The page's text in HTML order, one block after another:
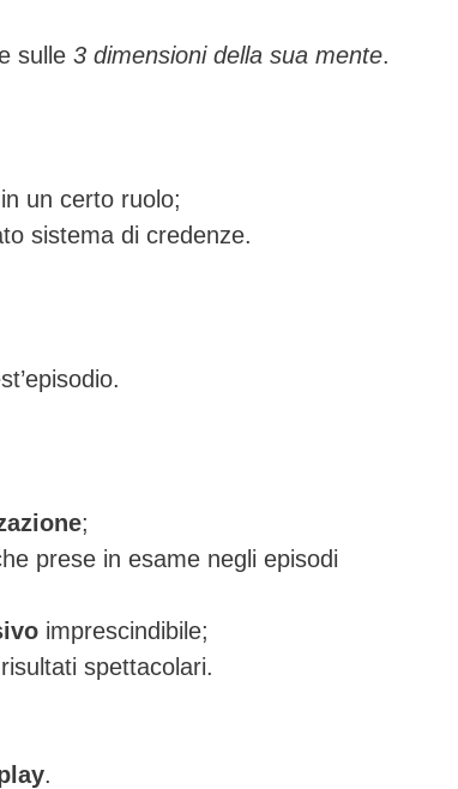
sulle 3 dimensioni della sua mente.
un certo ruolo;
sistema di credenze.
;
prese in esame negli episodi
imprescindibile;
spettacolari.
.